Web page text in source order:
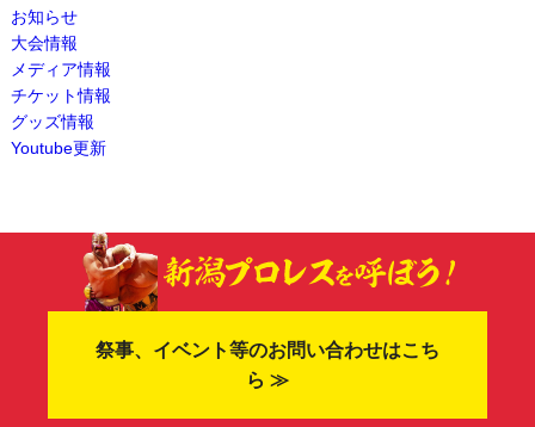
お知らせ
大会情報
メディア情報
チケット情報
グッズ情報
Youtube更新
祭事、イベント等のお問い合わせはこち
ら ≫